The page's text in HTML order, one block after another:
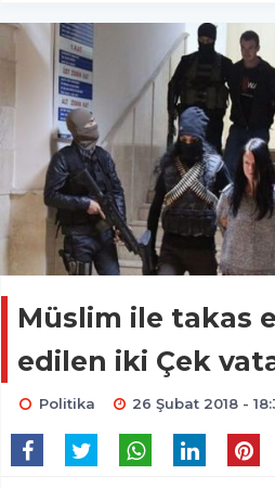
Müslim ile takas
edilen iki Çek
Politika 26 Şubat 2018 -